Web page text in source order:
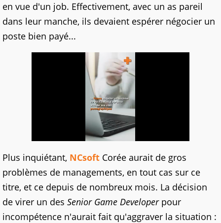
en vue d'un job. Effectivement, avec un as pareil
dans leur manche, ils devaient espérer négocier un
poste bien payé...
Plus inquiétant, NCsoft Corée aurait de gros
problèmes de managements, en tout cas sur ce
titre, et ce depuis de nombreux mois. La décision
de virer un des Senior Game Developerpour
incompétence n'aurait fait qu'aggraver la situation :